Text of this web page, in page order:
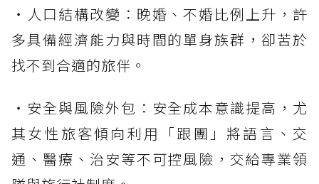
・人口結構改變：晚婚、不婚比例上升，許
多具備經濟能力與時間的單身族群，卻苦於
找不到合適的旅伴。
・安全與風險外包：安全成本意識提高，尤
其女性旅客傾向利用「跟團」將語言、交
通、醫療、治安等不可控風險，交給專業領